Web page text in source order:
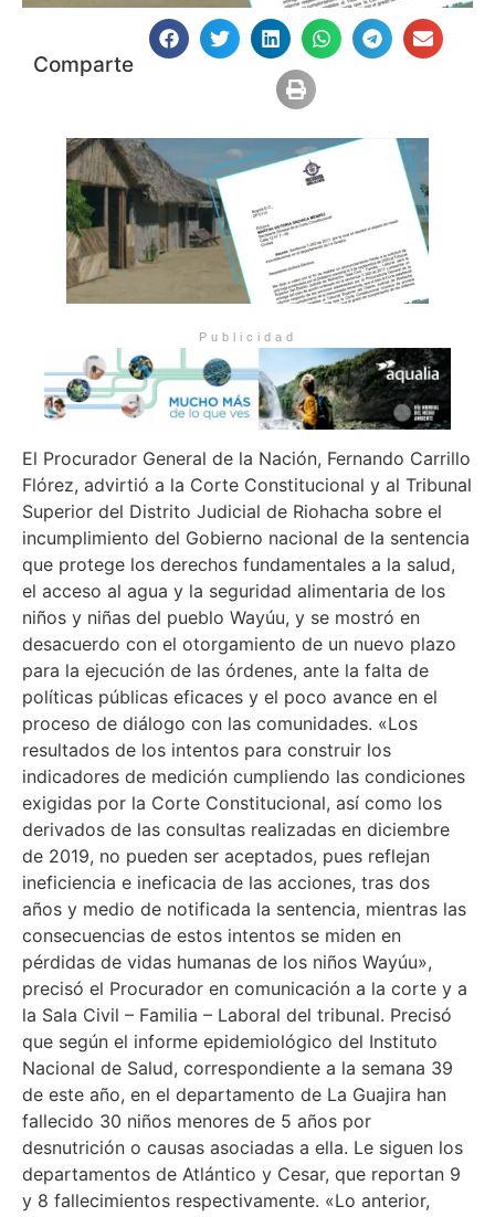
Comparte
Publicidad
El Procurador General de la Nación, Fernando Carrillo
Flórez, advirtió a la Corte Constitucional y al Tribunal
Superior del Distrito Judicial de Riohacha sobre el
incumplimiento del Gobierno nacional de la sentencia
que protege los derechos fundamentales a la salud,
el acceso al agua y la seguridad alimentaria de los
niños y niñas del pueblo Wayúu, y se mostró en
desacuerdo con el otorgamiento de un nuevo plazo
para la ejecución de las órdenes, ante la falta de
políticas públicas eficaces y el poco avance en el
proceso de diálogo con las comunidades. «Los
resultados de los intentos para construir los
indicadores de medición cumpliendo las condiciones
exigidas por la Corte Constitucional, así como los
derivados de las consultas realizadas en diciembre
de 2019, no pueden ser aceptados, pues reflejan
ineficiencia e ineficacia de las acciones, tras dos
años y medio de notificada la sentencia, mientras las
consecuencias de estos intentos se miden en
pérdidas de vidas humanas de los niños Wayúu»,
precisó el Procurador en comunicación a la corte y a
la Sala Civil – Familia – Laboral del tribunal. Precisó
que según el informe epidemiológico del Instituto
Nacional de Salud, correspondiente a la semana 39
de este año, en el departamento de La Guajira han
fallecido 30 niños menores de 5 años por
desnutrición o causas asociadas a ella. Le siguen los
departamentos de Atlántico y Cesar, que reportan 9
y 8 fallecimientos respectivamente. «Lo anterior,